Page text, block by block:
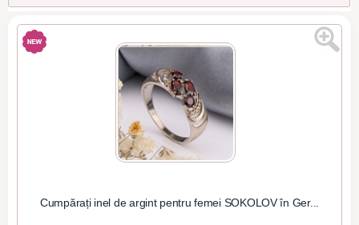
Cumpărați inel de argint pentru femei SOKOLOV în Ger...